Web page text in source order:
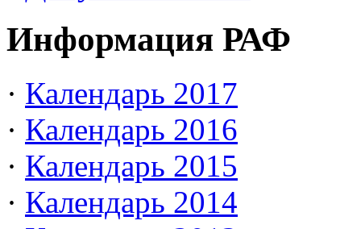
Информация РАФ
· Календарь 2017
· Календарь 2016
· Календарь 2015
· Календарь 2014